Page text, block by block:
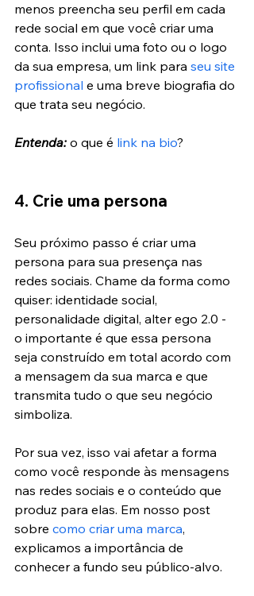
menos preencha seu perfil em cada
rede social em que você criar uma
conta. Isso inclui uma foto ou o logo
da sua empresa, um link para seu site
profissional e uma breve biografia do
que trata seu negócio.
Entenda: o que é link na bio?
4. Crie uma persona
Seu próximo passo é criar uma
persona para sua presença nas
redes sociais. Chame da forma como
quiser: identidade social,
personalidade digital, alter ego 2.0 -
o importante é que essa persona
seja construído em total acordo com
a mensagem da sua marca e que
transmita tudo o que seu negócio
simboliza.
Por sua vez, isso vai afetar a forma
como você responde às mensagens
nas redes sociais e o conteúdo que
produz para elas. Em nosso post
sobre como criar uma marca,
explicamos a importância de
conhecer a fundo seu público-alvo.